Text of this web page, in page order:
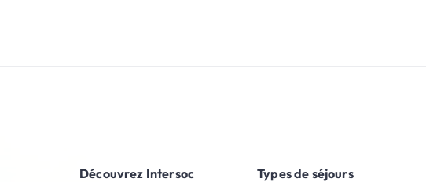
Découvrez Intersoc Types de séjours